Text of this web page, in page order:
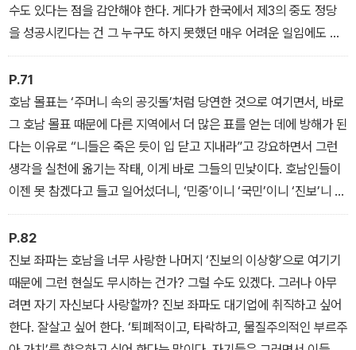
수도 있다는 점을 감안해야 한다. 게다가 한국에서 제3의 중도 정당
을 성공시킨다는 건 그 누구도 하지 못했던 매우 어려운 일임에도 건
수만 잡히면 물어뜯겠다고 벼르는 사람들이 도처에 진을 치고 있는
데, 무슨 수로 그걸 넘어설 수 있겠는가 말이다. 「“안철수는 제갈량의
‘천하 3분지계’를 이뤄낼 것인가”」
P.71
호남 몰표는 ‘주머니 속의 공깃돌’처럼 당연한 것으로 여기면서, 바로
그 호남 몰표 때문에 다른 지역에서 더 많은 표를 얻는 데에 방해가 된
다는 이유로 “니들은 죽은 듯이 입 닫고 지내라”고 강요하면서 그런
생각을 실천에 옮기는 작태, 이게 바로 그들의 민낯이다. 호남인들이
이젠 못 참겠다고 들고 일어섰더니, ‘민중’이니 ‘국민’이니 ‘진보’니 하
는 거대 레토릭을 써가면서 온갖 욕설과 저주를 퍼부어댄다. 이런 ‘싸
가지 없는 진보’를 언제까지 감내해야 한단 말인가? 「인간에 대한 예
의가 없는 ‘싸가지 없는 진보’」
P.82
진보 좌파는 호남을 너무 사랑한 나머지 ‘진보의 이상향’으로 여기기
때문에 그런 현실도 무시하는 건가? 그럴 수도 있겠다. 그러나 아무
려면 자기 자신보다 사랑할까? 진보 좌파도 대기업에 취직하고 싶어
한다. 잘살고 싶어 한다. ‘퇴폐적이고, 타락하고, 물질주의적인 부르주